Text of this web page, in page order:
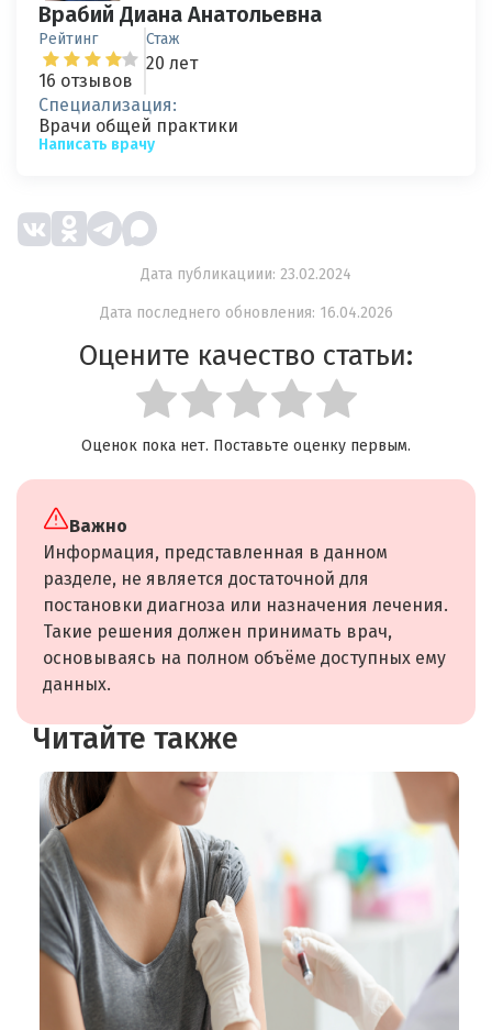
Врабий Диана Анатольевна
Рейтинг
16 отзывов
Стаж
20 лет
Специализация:
Врачи общей практики
Написать врачу
Дата публикациии: 23.02.2024
Дата последнего обновления: 16.04.2026
Оцените качество статьи:
Оценок пока нет. Поставьте оценку первым.
Важно
Информация, представленная в данном
разделе, не является достаточной для
постановки диагноза или назначения лечения.
Такие решения должен принимать врач,
основываясь на полном объёме доступных ему
данных.
Читайте также